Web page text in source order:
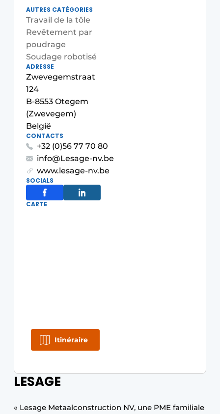
S’inscrire à l’événement
S’inscrire
Termes et conditions
Video’s
LESAGE
« Lesage Metaalconstruction NV, une PME familiale
AUTRES CATÉGORIES
Travail de la tôle
Revêtement par
poudrage
Soudage robotisé
ADRESSE
Zwevegemstraat
124
B-8553 Otegem
(Zwevegem)
België
CONTACTS
+32 (0)56 77 70 80
info@Lesage-nv.be
www.lesage-nv.be
SOCIALS
CARTE
Itinéraire